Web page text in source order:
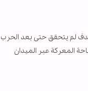
لم يتحقق حتى بعد الحرب
المعركة عبر الميدان